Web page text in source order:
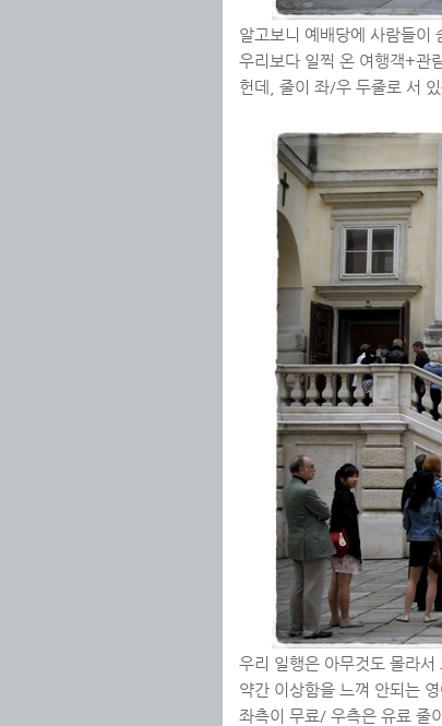
알고보니 예배당에 사람들이
우리보다 일찍 온 여행객+관
헌데, 줄이 좌/우 두줄로 서 있
우리 일행은 아무것도 몰라서
약간 이상함을 느껴 안되는
좌측이 무료/ 우측은 유료 줄